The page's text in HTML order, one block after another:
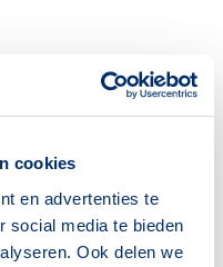
cookies
en advertenties te
social media te bieden
Ook delen we
Indische
voor je. Zo vind je